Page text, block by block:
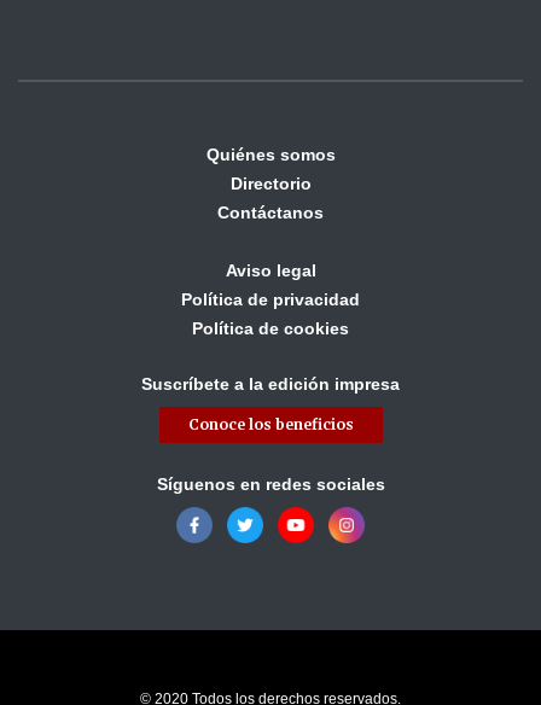
Quiénes somos
Directorio
Contáctanos
Aviso legal
Política de privacidad
Política de cookies
Suscríbete a la edición impresa
Conoce los beneficios
Síguenos en redes sociales
© 2020 Todos los derechos reservados.